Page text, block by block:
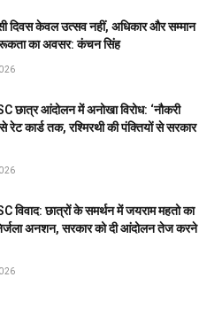
दिवस केवल उत्सव नहीं, अधिकार और सम्मान
का अवसर: कंचन सिंह
छात्र आंदोलन में अनोखा विरोध: ‘नौकरी
रेट कार्ड तक, रश्मिरथी की पंक्तियों से सरकार
विवाद: छात्रों के समर्थन में जयराम महतो का
अनशन, सरकार को दी आंदोलन तेज करने